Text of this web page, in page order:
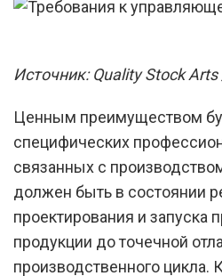
Источник: Quality Stock
Ценным преимуществом
специфических
связанных с
должен быть в состоянии
проектирования и запуска
продукции до точечной
производственного цикла.